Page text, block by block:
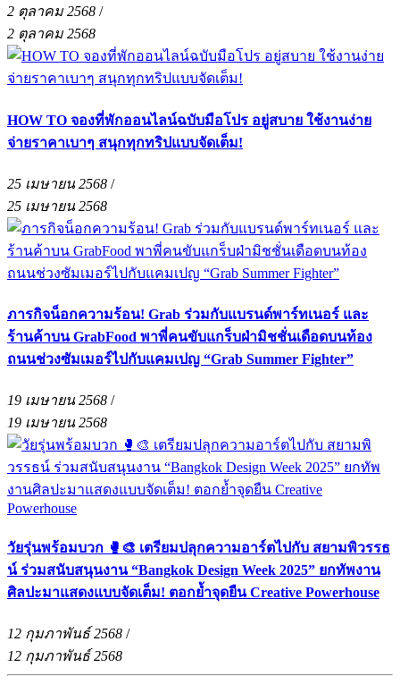
2 ตุลาคม 2568 /
2 ตุลาคม 2568
HOW TO จองที่พักออนไลน์ฉบับมือโปร อยู่สบาย ใช้งานง่าย
จ่ายราคาเบาๆ สนุกทุกทริปแบบจัดเต็ม!
25 เมษายน 2568 /
25 เมษายน 2568
ภารกิจน็อกความร้อน! Grab ร่วมกับแบรนด์พาร์ทเนอร์ และ
ร้านค้าบน GrabFood พาพี่คนขับแกร็บฝ่ามิชชั่นเดือดบนท้อง
ถนนช่วงซัมเมอร์ไปกับแคมเปญ “Grab Summer Fighter”
19 เมษายน 2568 /
19 เมษายน 2568
วัยรุ่นพร้อมบวก 🥊🎨 เตรียมปลุกความอาร์ตไปกับ สยามพิวรรธ
น์ ร่วมสนับสนุนงาน “Bangkok Design Week 2025” ยกทัพงาน
ศิลปะมาแสดงแบบจัดเต็ม! ตอกย้ำจุดยืน Creative Powerhouse
12 กุมภาพันธ์ 2568 /
12 กุมภาพันธ์ 2568